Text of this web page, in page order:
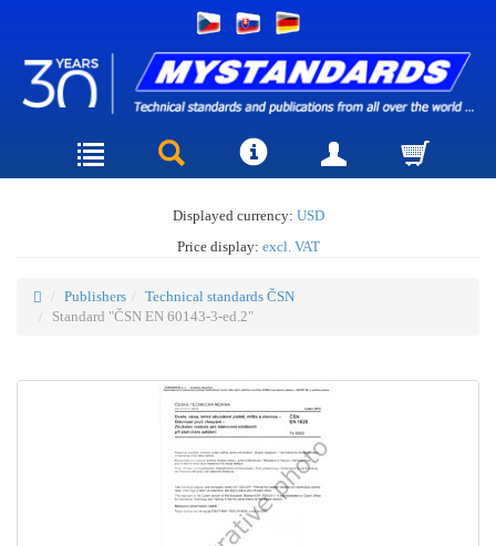
Displayed currency: USD
Price display: excl. VAT
Publishers
Technical standards ČSN
Standard "ČSN EN 60143-3-ed.2"